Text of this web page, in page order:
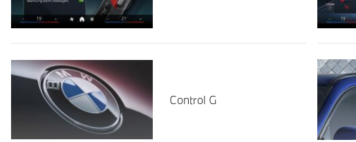
Control G
Les mer